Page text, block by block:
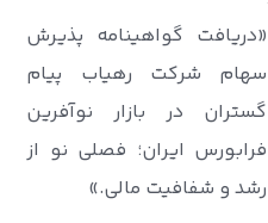
«دریافت گواهینامه پذیرش
سهام شرکت رهیاب پیام
‌گستران در بازار نوآفرین
فرابورس ایران؛ فصلی نو از
رشد و شفافیت مالی.»